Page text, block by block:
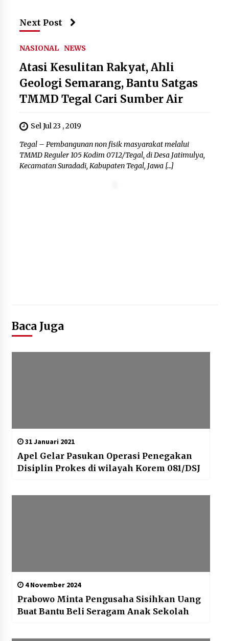
hingga Fatal
6 Agustus 2026
Next Post
NASIONAL NEWS
Atasi Kesulitan Rakyat, Ahli
Geologi Semarang, Bantu Satgas
TMMD Tegal Cari Sumber Air
Sel Jul 23 , 2019
Tegal – Pembangunan non fisik masyarakat melalui
TMMD Reguler 105 Kodim 0712/Tegal, di Desa Jatimulya,
Kecamatan Suradadi, Kabupaten Tegal, Jawa […]
Baca Juga
31 Januari 2021
Apel Gelar Pasukan Operasi Penegakan
Disiplin Prokes di wilayah Korem 081/DSJ
4 November 2024
Prabowo Minta Pengusaha Sisihkan Uang
Buat Bantu Beli Seragam Anak Sekolah